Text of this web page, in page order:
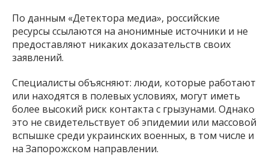
По данным «Детектора медиа», российские
ресурсы ссылаются на анонимные источники и не
предоставляют никаких доказательств своих
заявлений.
Специалисты объясняют: люди, которые работают
или находятся в полевых условиях, могут иметь
более высокий риск контакта с грызунами. Однако
это не свидетельствует об эпидемии или массовой
вспышке среди украинских военных, в том числе и
на Запорожском направлении.